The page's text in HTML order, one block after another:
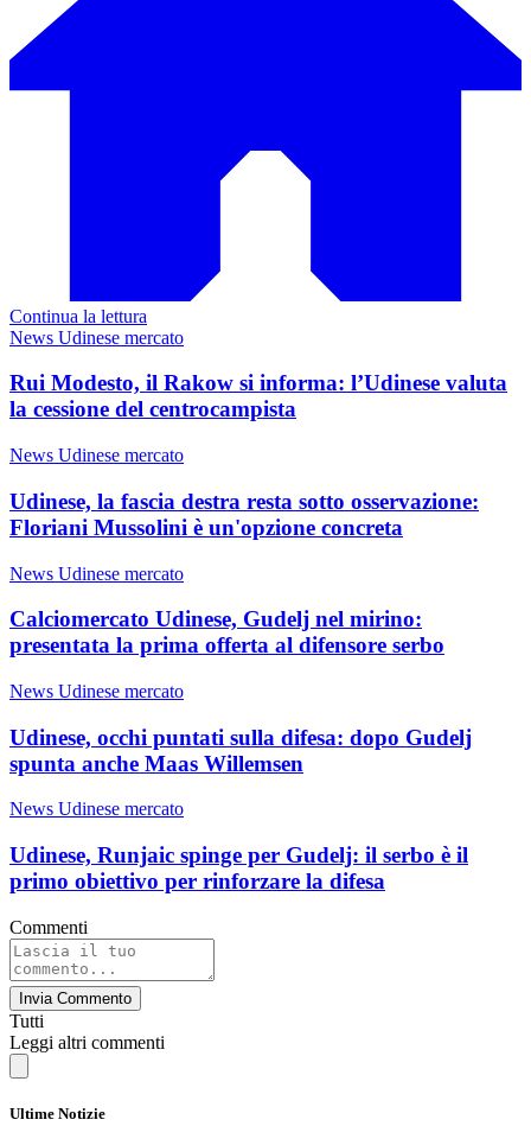
Continua la lettura
News Udinese mercato
Rui Modesto, il Rakow si informa: l’Udinese valuta
la cessione del centrocampista
News Udinese mercato
Udinese, la fascia destra resta sotto osservazione:
Floriani Mussolini è un'opzione concreta
News Udinese mercato
Calciomercato Udinese, Gudelj nel mirino:
presentata la prima offerta al difensore serbo
News Udinese mercato
Udinese, occhi puntati sulla difesa: dopo Gudelj
spunta anche Maas Willemsen
News Udinese mercato
Udinese, Runjaic spinge per Gudelj: il serbo è il
primo obiettivo per rinforzare la difesa
Commenti
Invia Commento
Tutti
Leggi altri commenti
Ultime Notizie